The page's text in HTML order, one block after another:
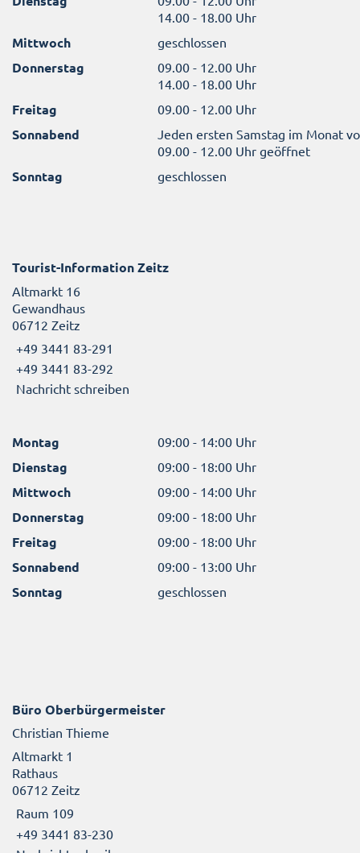
14.00 - 18.00 Uhr
Mittwoch geschlossen
Donnerstag
09.00 - 12.00 Uhr
14.00 - 18.00 Uhr
Freitag 09.00 - 12.00 Uhr
Sonnabend
Jeden ersten Samstag im Monat
09.00 - 12.00 Uhr geöffnet
Sonntag geschlossen
Tourist-Information Zeitz
Altmarkt 16
Gewandhaus
06712 Zeitz
+49 3441 83-291
+49 3441 83-292
Nachricht schreiben
Montag 09:00 - 14:00 Uhr
Dienstag 09:00 - 18:00 Uhr
Mittwoch 09:00 - 14:00 Uhr
Donnerstag 09:00 - 18:00 Uhr
Freitag 09:00 - 18:00 Uhr
Sonnabend 09:00 - 13:00 Uhr
Sonntag geschlossen
Büro Oberbürgermeister
Christian Thieme
Altmarkt 1
Rathaus
06712 Zeitz
Raum 109
+49 3441 83-230